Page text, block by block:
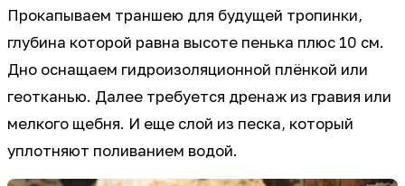
Прокапываем траншею для будущей тропинки,
глубина которой равна высоте пенька плюс 10 см.
Дно оснащаем гидроизоляционной плёнкой или
геотканью. Далее требуется дренаж из гравия или
мелкого щебня. И еще слой из песка, который
уплотняют поливанием водой.